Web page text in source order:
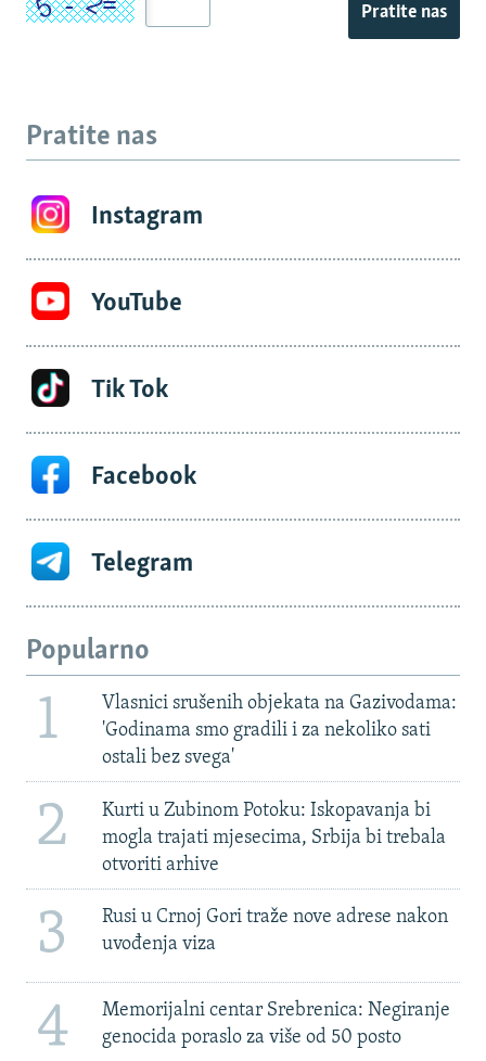
Pratite nas
Pratite nas
Instagram
YouTube
Tik Tok
Facebook
Telegram
Popularno
1
Vlasnici srušenih objekata na Gazivodama:
'Godinama smo gradili i za nekoliko sati
ostali bez svega'
2
Kurti u Zubinom Potoku: Iskopavanja bi
mogla trajati mjesecima, Srbija bi trebala
otvoriti arhive
3
Rusi u Crnoj Gori traže nove adrese nakon
uvođenja viza
4
Memorijalni centar Srebrenica: Negiranje
genocida poraslo za više od 50 posto